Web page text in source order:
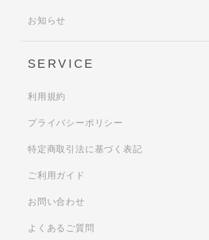
お知らせ
SERVICE
利用規約
プライバシーポリシー
特定商取引法に基づく表記
ご利用ガイド
お問い合わせ
よくあるご質問